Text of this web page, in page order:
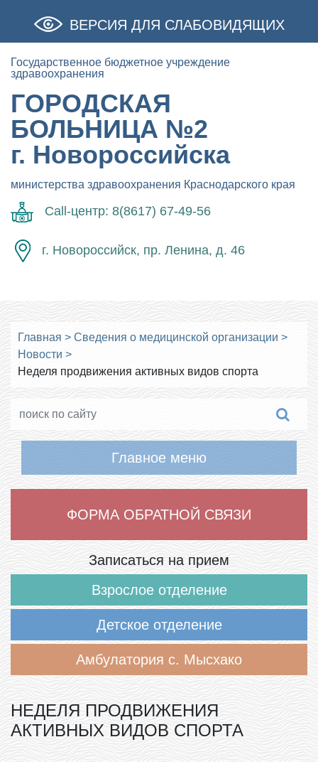
ВЕРСИЯ ДЛЯ СЛАБОВИДЯЩИХ
Государственное бюджетное учреждение
здравоохранения
ГОРОДСКАЯ
БОЛЬНИЦА №2
г. Новороссийска
министерства здравоохранения Краснодарского края
Call-центр: 8(8617) 67-49-56
г. Новороссийск, пр. Ленина, д. 46
Главная > Сведения о медицинской организации >
Новости >
Неделя продвижения активных видов спорта
Главное меню
ФОРМА ОБРАТНОЙ СВЯЗИ
Записаться на прием
Взрослое отделение
Детское отделение
Амбулатория с. Мысхако
НЕДЕЛЯ ПРОДВИЖЕНИЯ
АКТИВНЫХ ВИДОВ СПОРТА